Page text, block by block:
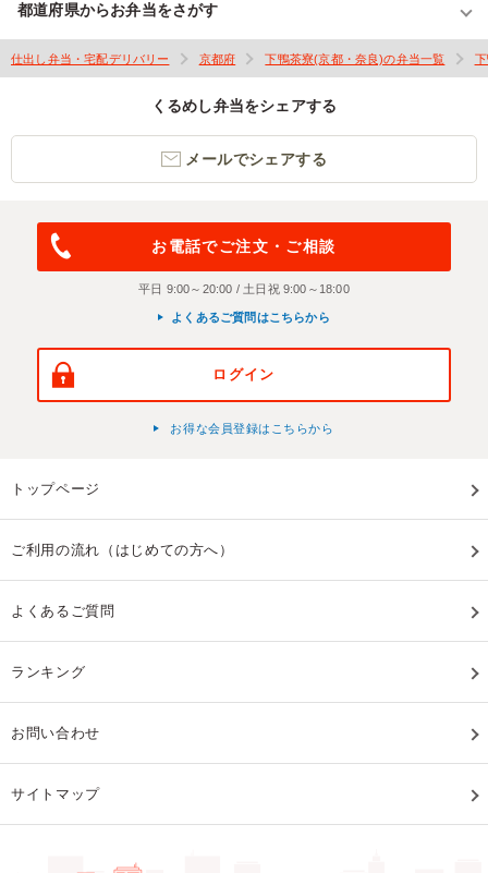
都道府県からお弁当をさがす
仕出し弁当・宅配デリバリー 京都府 下鴨茶寮(京都・奈良)の弁当一覧
くるめし弁当をシェアする
メールでシェアする
お電話でご注文・ご相談
平日 9:00～20:00 / 土日祝 9:00～18:00
よくあるご質問はこちらから
ログイン
お得な会員登録はこちらから
トップページ
ご利用の流れ（はじめての方へ）
よくあるご質問
ランキング
お問い合わせ
サイトマップ